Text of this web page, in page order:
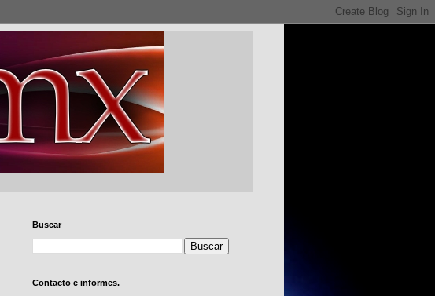
Buscar
Contacto e informes.